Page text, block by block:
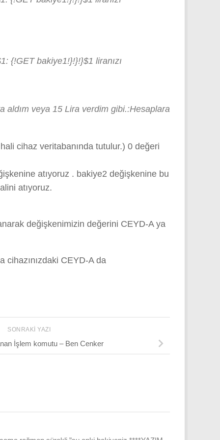
{!GET bakiye1!}!}!}$1 liranızı
veya 15 Lira verdim gibi.:Hesaplara
cihaz veritabanında tutulur.) 0 değeri
atıyoruz . bakiye2 değişkenine bu
atıyoruz.
değişkenimizin değerini CEYD-A ya
cihazınızdaki CEYD-A da
SONRAKI YAZI
İşlem komutu – Ben Cenker